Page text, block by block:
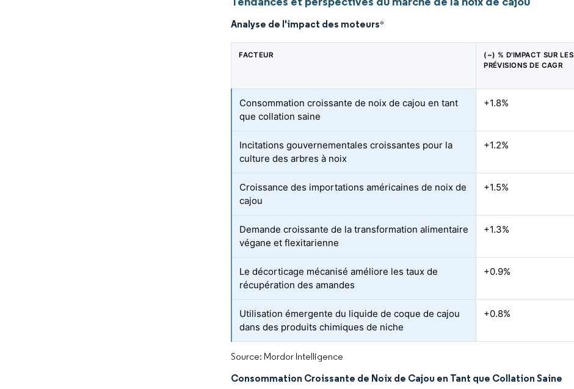
Analyse de l'impact des moteurs*
FACTEUR
(~) % D'IMPACT SUR LES
PRÉVISIONS DE CAGR
Consommation croissante de noix de cajou en tant
que collation saine
+1.8%
Incitations gouvernementales croissantes pour la
culture des arbres à noix
+1.2%
Croissance des importations américaines de noix de
cajou
+1.5%
Demande croissante de la transformation alimentaire
végane et flexitarienne
+1.3%
Le décorticage mécanisé améliore les taux de
récupération des amandes
+0.9%
Utilisation émergente du liquide de coque de cajou
dans des produits chimiques de niche
+0.8%
Source: Mordor Intelligence
Consommation Croissante de Noix de Cajou en Tant que Collation Saine